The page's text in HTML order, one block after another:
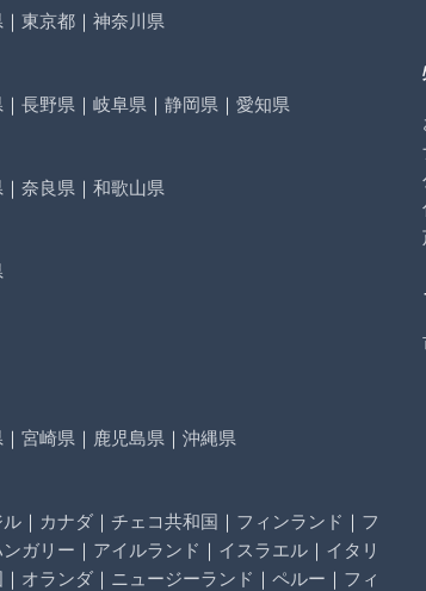
｜ 東京都 ｜ 神奈川県
｜ 長野県 ｜ 岐阜県 ｜ 静岡県 ｜ 愛知県
｜ 奈良県 ｜ 和歌山県
｜ 宮崎県 ｜ 鹿児島県 ｜ 沖縄県
｜ カナダ ｜ チェコ共和国 ｜ フィンランド ｜ フ
ガリー ｜ アイルランド ｜ イスラエル ｜ イタリ
｜ オランダ ｜ ニュージーランド ｜ ペルー ｜ フィ